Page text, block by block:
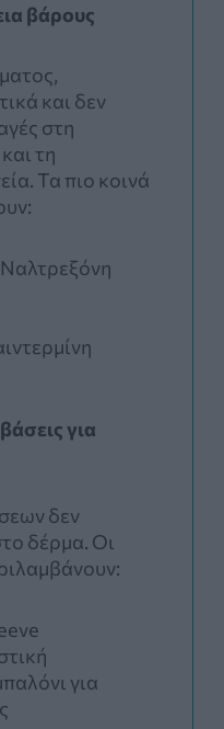
βάρους
και δεν
στη
τη
Τα πιο κοινά
για
δεν
δέρμα. Οι
για